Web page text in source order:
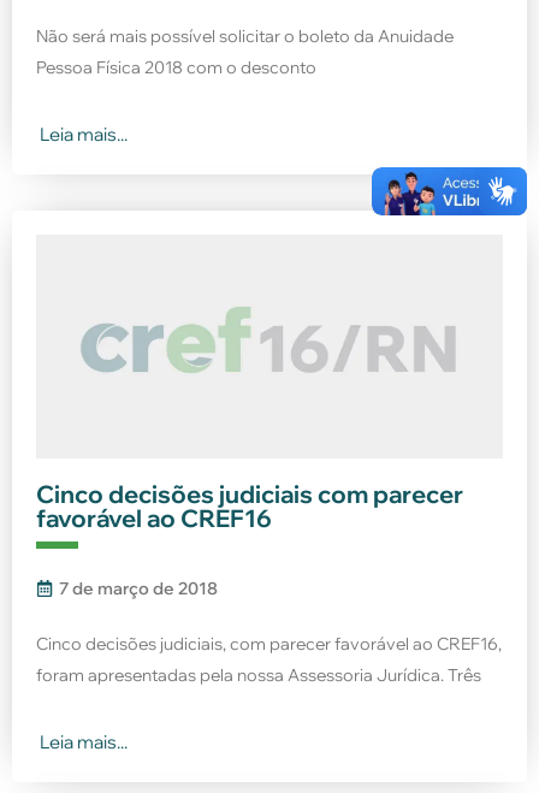
Não será mais possível solicitar o boleto da Anuidade
Pessoa Física 2018 com o desconto
Leia mais...
Cinco decisões judiciais com parecer
favorável ao CREF16
7 de março de 2018
Cinco decisões judiciais, com parecer favorável ao CREF16,
foram apresentadas pela nossa Assessoria Jurídica. Três
Leia mais...